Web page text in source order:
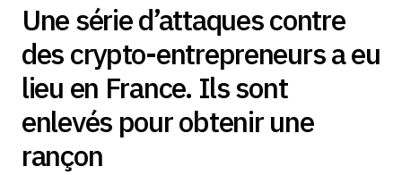
Une série d’attaques contre
des crypto-entrepreneurs a eu
lieu en France. Ils sont
enlevés pour obtenir une
rançon